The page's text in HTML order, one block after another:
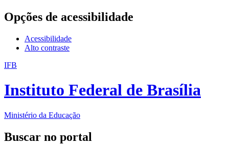
Opções de acessibilidade
Acessibilidade
Alto contraste
IFB
Instituto Federal de Brasília
Ministério da Educação
Buscar no portal